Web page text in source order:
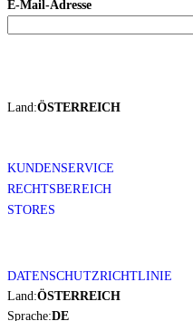
E-Mail-Adresse
Land:ÖSTERREICH
KUNDENSERVICE
RECHTSBEREICH
STORES
DATENSCHUTZRICHTLINIE
Land:ÖSTERREICH
Sprache:DE